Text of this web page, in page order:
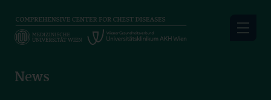
main
News